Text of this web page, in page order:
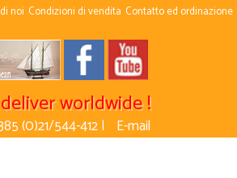
noi Condizioni di vendita Contatto ed ordinazione
worldwide !
(0)21/544-412 | E-mail